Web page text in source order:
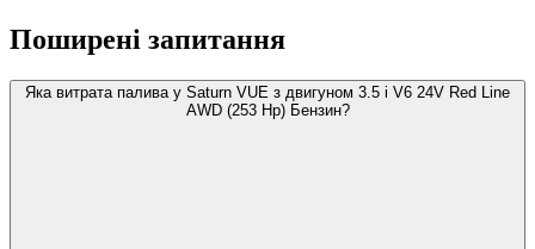
Поширені запитання
Яка витрата палива у Saturn VUE з двигуном 3.5 i V6 24V Red Line
AWD (253 Hp) Бензин?